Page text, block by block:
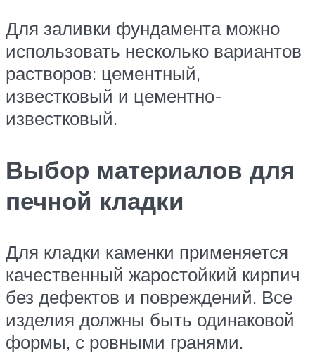
Для заливки фундамента можно
использовать несколько вариантов
растворов: цементный,
известковый и цементно-
известковый.
Выбор материалов для
печной кладки
Для кладки каменки применяется
качественный жаростойкий кирпич
без дефектов и повреждений. Все
изделия должны быть одинаковой
формы, с ровными гранями.